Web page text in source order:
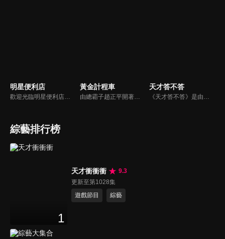
明星便利店
歡迎光臨明星便利店！你覺得便利店裡面有什麼？關東煮？茶葉蛋？還是讓你尖叫的大明星？一家擁有明星的便利店，到底有多稀奇，你會不會想要光臨呢？
黃金計程車
由總霸子趙正平開著計程車在街頭隨機找尋搭車路人，進行機智問答，如果十題答對就可以拿走金元寶！如果沒有答對，就把當前獎金減一個0然後發放！另外節目中總霸子趙正平還會帶我們遍尋美食名景。
天才答不答
《天才答不答》是由吳宗憲和吳怡霈共同主持的益智節目。節目設立高額的獎金來考驗藝人們真實的人性，同時將題目立體化，讓你身歷其境去冒險答題。更有哪些出乎意料的處罰，讓藝人羞愧的不想再答錯！一個最接近「人性」與「真實」的益智節目，現在就讓吳宗憲帶你輕鬆玩轉知識。
綜藝排行榜
1
天才衝衝衝
9.3
更新至第1028集
遊戲節目
綜藝